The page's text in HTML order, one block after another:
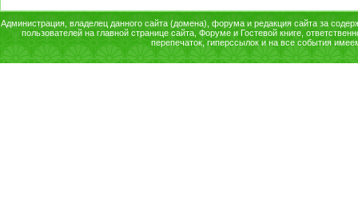
Администрация, владелец данного сайта (домена), форума и редакция сайта за
пользователей на главной странице сайта, Форуме и Гостевой книге,
перепечаток, гиперссылок и на все события